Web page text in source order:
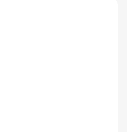
takibi ve anlık güncellemeler.